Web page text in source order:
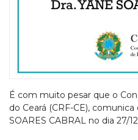
É com muito pesar que o
do Ceará (CRF-CE),
SOARES CABRAL no dia 27/